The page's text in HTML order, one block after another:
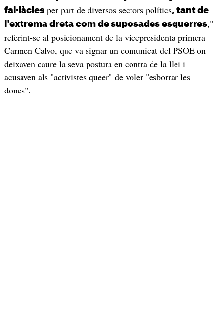
fal·làciesper part de diversos sectors polítics, tant de
l'extrema dreta com de suposades esquerres,"
referint-se al posicionament de la vicepresidenta primera
Carmen Calvo, que va signar un comunicat del PSOE on
deixaven caure la seva postura en contra de la llei i
acusaven als "activistes queer" de voler "esborrar les
dones".